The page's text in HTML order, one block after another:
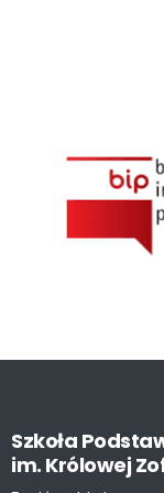
Szkoła
im. Królowej